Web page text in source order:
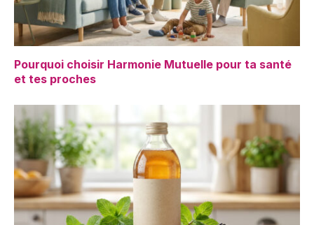
Pourquoi choisir Harmonie Mutuelle pour ta santé
et tes proches